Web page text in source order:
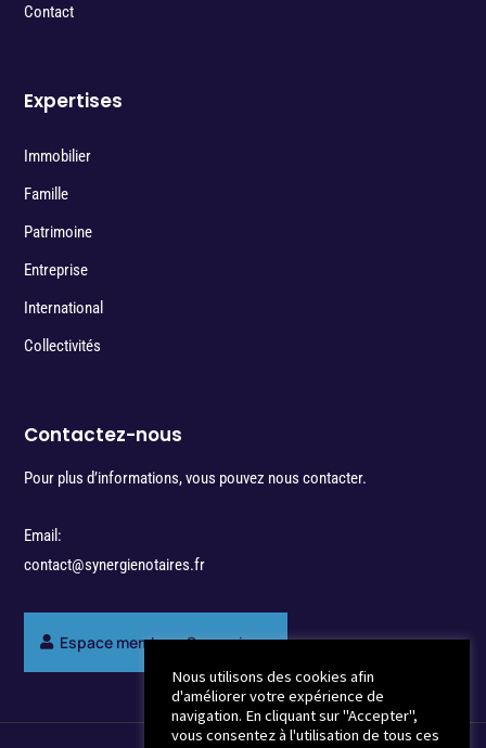
Contact
Expertises
Immobilier
Famille
Patrimoine
Entreprise
International
Collectivités
Contactez-nous
Pour plus d’informations, vous pouvez nous contacter.
Email:
contact@synergienotaires.fr
Espace membres Synergie
Nous utilisons des cookies afin
d'améliorer votre expérience de
navigation. En cliquant sur "Accepter",
vous consentez à l'utilisation de tous ces